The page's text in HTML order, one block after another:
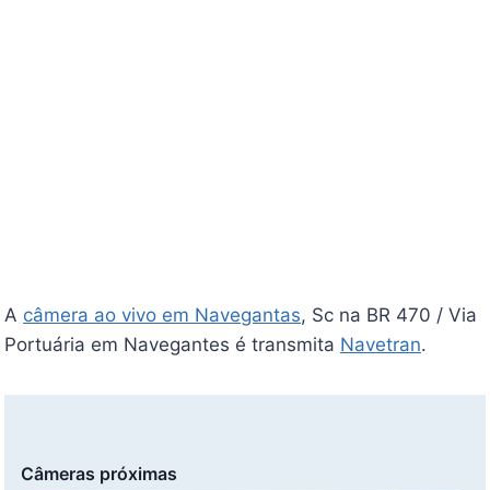
A câmera ao vivo em Navegantas, Sc na BR 470 / Via
Portuária em Navegantes é transmita Navetran.
Câmeras próximas